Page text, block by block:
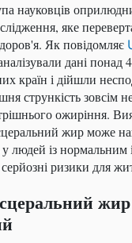
науковців
яке
Як повідомляє
дані понад
країн і дійшли
стрункість зовсім
ожиріння.
жир може
у людей із
ризики для
жир